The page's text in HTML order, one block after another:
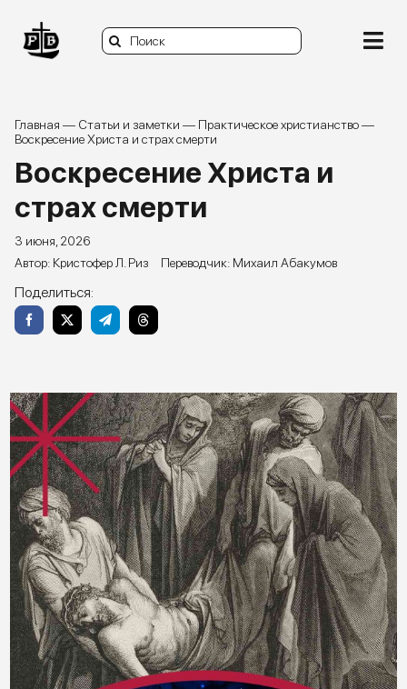
content
Search
for:
Статьи и заметки
Видео и подкасты
Задать вопрос
Главная — Статьи и заметки — Практическое христианство—
Воскресение Христа и страх смерти
Воскресение Христа и
страх смерти
3 июня, 2026
Кристофер Л. Риз
Михаил Абакумов
Поделиться: